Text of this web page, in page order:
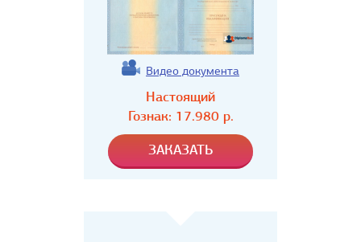
Видео документа
Настоящий
Гознак: 17.980р.